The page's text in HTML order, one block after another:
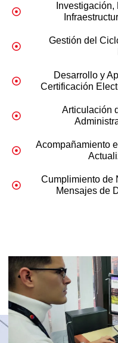
Gestión del
Desarrollo y
Certificación
Articulación
Acompañamiento
Cumplimiento de
Mensajes de